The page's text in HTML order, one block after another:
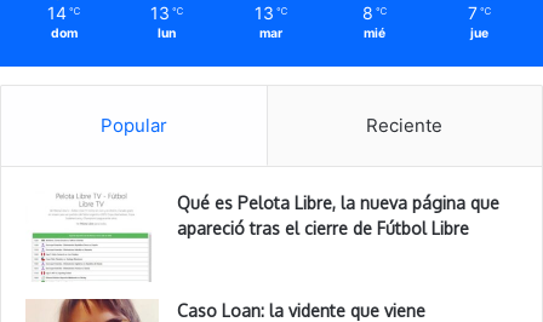
14 ℃
dom
13 ℃
lun
13 ℃
mar
8 ℃
mié
7 ℃
jue
Popular Reciente
Qué es Pelota Libre, la nueva página que
apareció tras el cierre de Fútbol Libre
Caso Loan: la vidente que viene